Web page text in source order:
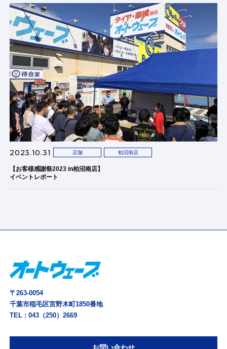
2023.10.31 店舗 柏沼南店
【お客様感謝祭2023 in柏沼南店】
イベントレポート
〒263-0054
千葉市稲毛区宮野木町1850番地
TEL :043（250）2669